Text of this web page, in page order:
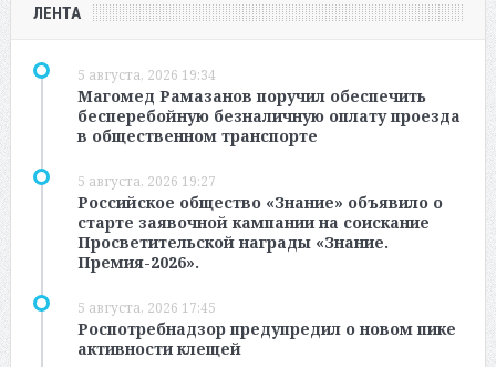
ЛЕНТА
5 августа, 2026 19:34
Магомед Рамазанов поручил обеспечить
бесперебойную безналичную оплату проезда
в общественном транспорте
5 августа, 2026 19:27
Российское общество «Знание» объявило о
старте заявочной кампании на соискание
Просветительской награды «Знание.
Премия-2026».
5 августа, 2026 17:45
Роспотребнадзор предупредил о новом пике
активности клещей